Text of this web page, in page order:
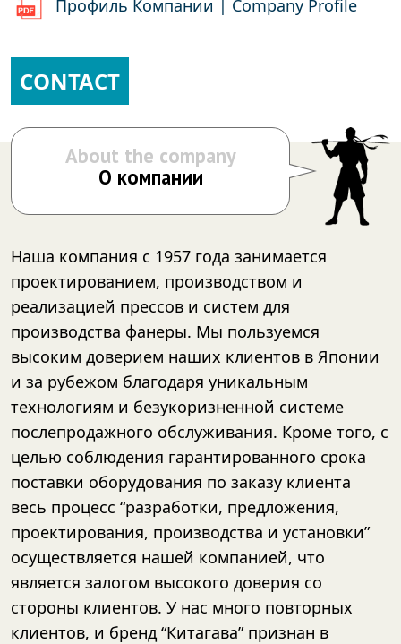
Профиль Компании | Company Profile
CONTACT
About the company
О компании
Наша компания с 1957 года занимается
проектированием, производством и
реализацией прессов и систем для
производства фанеры. Мы пользуемся
высоким доверием наших клиентов в Японии
и за рубежом благодаря уникальным
технологиям и безукоризненной системе
послепродажного обслуживания. Кроме того, с
целью соблюдения гарантированного срока
поставки оборудования по заказу клиента
весь процесс “разработки, предложения,
проектирования, производства и установки”
осуществляется нашей компанией, что
является залогом высокого доверия со
стороны клиентов. У нас много повторных
клиентов, и бренд “Китагава” признан в